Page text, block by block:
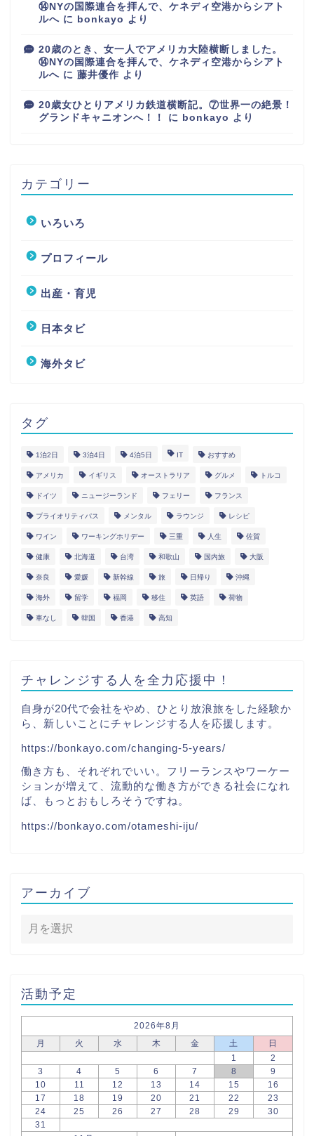
⑭NYの国際連合を拝んで、ケネディ空港からシアト
ルへ に bonkayo より
20歳のとき、女一人でアメリカ大陸横断しました。
⑭NYの国際連合を拝んで、ケネディ空港からシアト
ルへ に 藤井優作 より
20歳女ひとりアメリカ鉄道横断記。⑦世界一の絶景！
グランドキャニオンへ！！
に bonkayo より
カテゴリー
いろいろ
プロフィール
出産・育児
日本タビ
海外タビ
タグ
1泊2日 3泊4日 4泊5日 IT おすすめ
アメリカ イギリス オーストラリア グルメ トルコ
ドイツ ニュージーランド フェリー フランス
プライオリティパス メンタル ラウンジ レシピ
ワイン ワーキングホリデー 三重 人生 佐賀
健康 北海道 台湾 和歌山 国内旅 大阪
奈良 愛媛 新幹線 旅 日帰り 沖縄
海外 留学 福岡 移住 英語 荷物
車なし 韓国 香港 高知
チャレンジする人を全力応援中！
自身が20代で会社をやめ、ひとり放浪旅をした経験か
ら、新しいことにチャレンジする人を応援します。
https://bonkayo.com/changing-5-years/
働き方も、それぞれでいい。フリーランスやワーケー
ションが増えて、流動的な働き方ができる社会になれ
ば、もっとおもしろそうですね。
https://bonkayo.com/otameshi-iju/
アーカイブ
活動予定
2026年8月
月
火 水 木 金 土 日
1
2
3
4 5 6 7 8
9
10
11 12 13 14 15
16
17
18 19 20 21 22
23
24
25 26 27 28 29
30
31